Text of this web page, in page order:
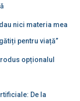
nici materia mea
pentru viață”
opționalul
De la